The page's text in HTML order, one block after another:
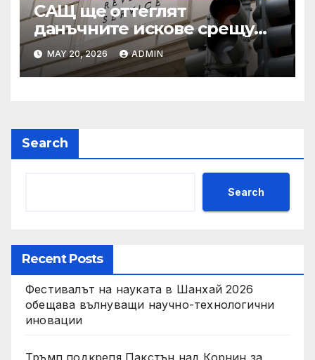
САЩ ще оттеглят
данъчните искове срещу
Тръмп „завинаги“ в
сделката за съдебно дело с
IRS
MAY 20, 2026 ADMIN
Search
Search
Recent Posts
Фестивалът на науката в Шанхай 2026
обещава вълнуващи научно-технологични
иновации